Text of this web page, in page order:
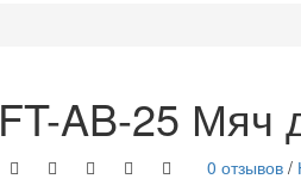
FT-AB-25 Мяч
0 отзывов/